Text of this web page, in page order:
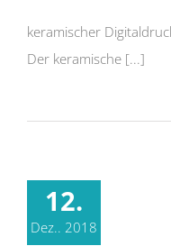
keramischer
Der keramische [...]
12.
Dez.. 2018